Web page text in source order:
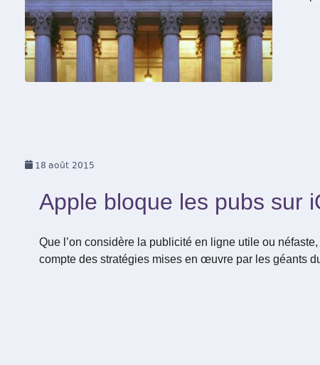
18 août 2015
Apple bloque les pubs sur
Que l’on considère la publicité en ligne utile ou
compte des stratégies mises en œuvre par les géants